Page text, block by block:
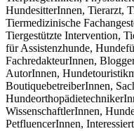
HundesitterInnen, Tierarzt,
Tiermedizinische
Tiergestützte Intervention,
für Assistenzhunde,
FachredakteurInnen,
AutorInnen,
BoutiquebetreiberInnen,
WissenschaftlerInnen,
PetfluencerInnen,